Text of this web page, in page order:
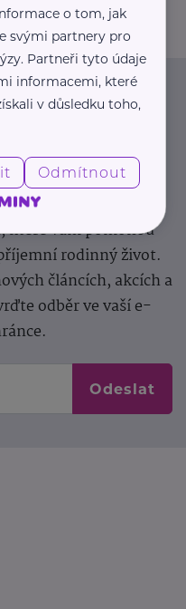
na každý den,
Takový je
Přihlaste se k jeho
které vám pomohou
rodinný život.
článcích, akcích a
odběr ve vaší e-
Odeslat
o tom, jak
svými partnery pro
Partneři tyto údaje
informacemi, které
v důsledku toho,
Odmítnout